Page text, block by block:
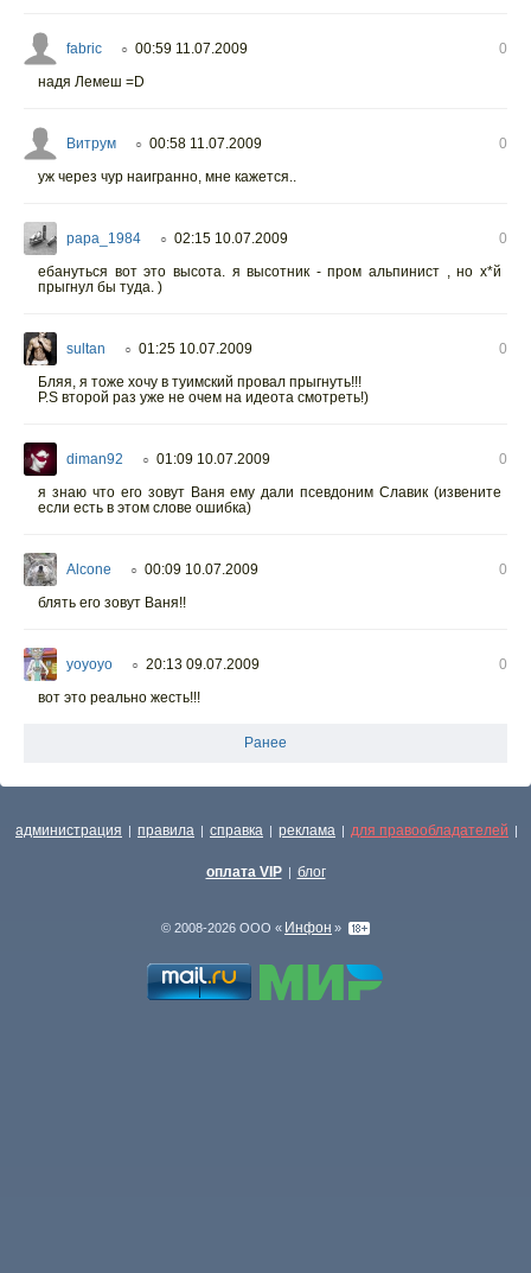
fabric ○ 00:59 11.07.2009
0
надя Лемеш =D
Витрум ○ 00:58 11.07.2009
0
уж через чур наигранно, мне кажется..
papa_1984 ○ 02:15 10.07.2009
0
ебануться вот это высота. я высотник - пром альпинист , но х*й
прыгнул бы туда. )
sultan ○ 01:25 10.07.2009
0
Бляя, я тоже хочу в туимский провал прыгнуть!!!
P.S второй раз уже не очем на идеота смотреть!)
diman92 ○ 01:09 10.07.2009
0
я знаю что его зовут Ваня ему дали псевдоним Славик (извените
если есть в этом слове ошибка)
Alcone ○ 00:09 10.07.2009
0
блять его зовут Ваня!!
yoyoyo ○ 20:13 09.07.2009
0
вот это реально жесть!!!
Ранее
администрация | правила | справка | реклама | для правообладателей |
оплата VIP | блог
© 2008-2026 ООО « Инфон »